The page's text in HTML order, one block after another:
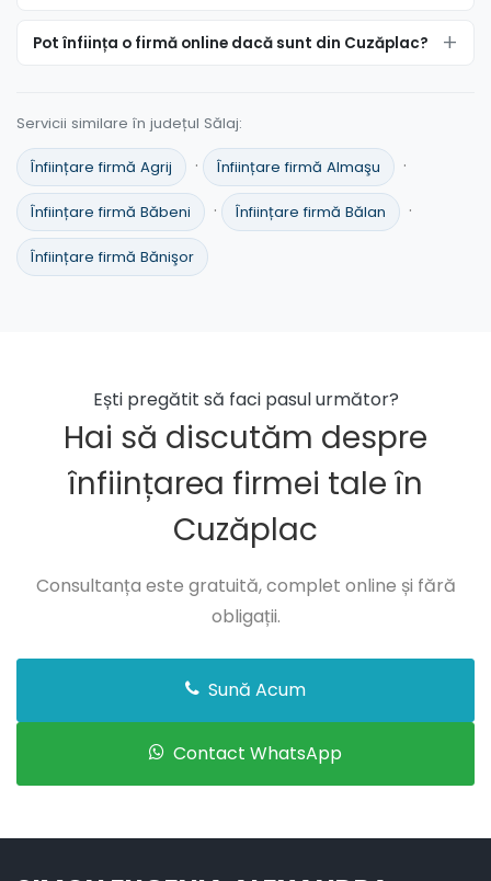
Pot înființa o firmă online dacă sunt din Cuzăplac?
Servicii similare în județul Sălaj:
Înființare firmă Agrij · Înființare firmă Almaşu ·
Înființare firmă Băbeni · Înființare firmă Bălan ·
Înființare firmă Bănişor
Ești pregătit să faci pasul următor?
Hai să discutăm despre
înființarea firmei tale în
Cuzăplac
Consultanța este gratuită, complet online și fără
obligații.
Sună Acum
Contact WhatsApp